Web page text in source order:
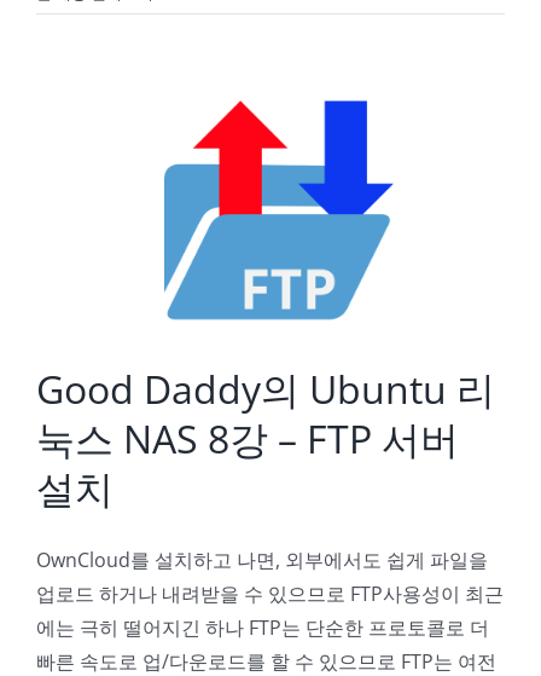
Good Daddy의 Ubuntu 리
눅스 NAS 8강 – FTP 서버
설치
OwnCloud를 설치하고 나면, 외부에서도 쉽게 파일을
업로드 하거나 내려받을 수 있으므로 FTP사용성이 최근
에는 극히 떨어지긴 하나 FTP는 단순한 프로토콜로 더
빠른 속도로 업/다운로드를 할 수 있으므로 FTP는 여전